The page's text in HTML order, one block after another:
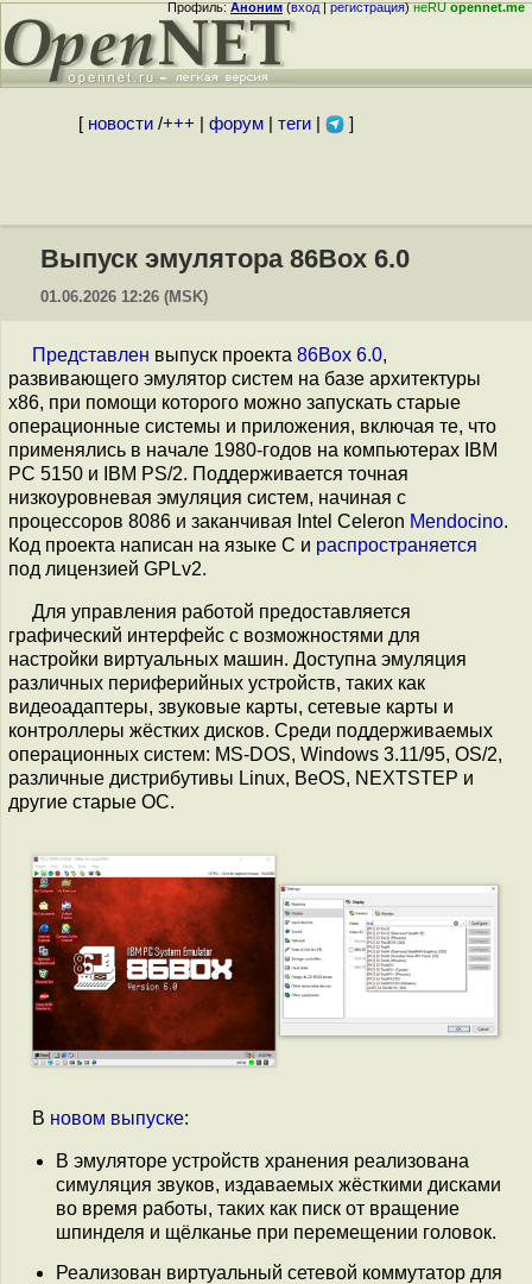
Профиль:Аноним(вход|регистрация)неRUopennet.me
[ новости/+++ форум| теги| ]
Выпуск эмулятора 86Box 6.0
01.06.2026 12:26 (MSK)
Представлен выпуск проекта 86Box 6.0,
развивающего эмулятор систем на базе архитектуры
x86, при помощи которого можно запускать старые
операционные системы и приложения, включая те, что
применялись в начале 1980-годов на компьютерах IBM
PC 5150 и IBM PS/2. Поддерживается точная
низкоуровневая эмуляция систем, начиная с
процессоров 8086 и заканчивая Intel Сeleron Mendocino.
Код проекта написан на языке C и распространяется
под лицензией GPLv2.
Для управления работой предоставляется
графический интерфейс c возможностями для
настройки виртуальных машин. Доступна эмуляция
различных периферийных устройств, таких как
видеоадаптеры, звуковые карты, сетевые карты и
контроллеры жёстких дисков. Среди поддерживаемых
операционных систем: MS-DOS, Windows 3.11/95, OS/2,
различные дистрибутивы Linux, BeOS, NEXTSTEP и
другие старые ОС.
В новом выпуске:
В эмуляторе устройств хранения реализована
симуляция звуков, издаваемых жёсткими дисками
во время работы, таких как писк от вращение
шпинделя и щёлканье при перемещении головок.
Реализован виртуальный сетевой коммутатор для